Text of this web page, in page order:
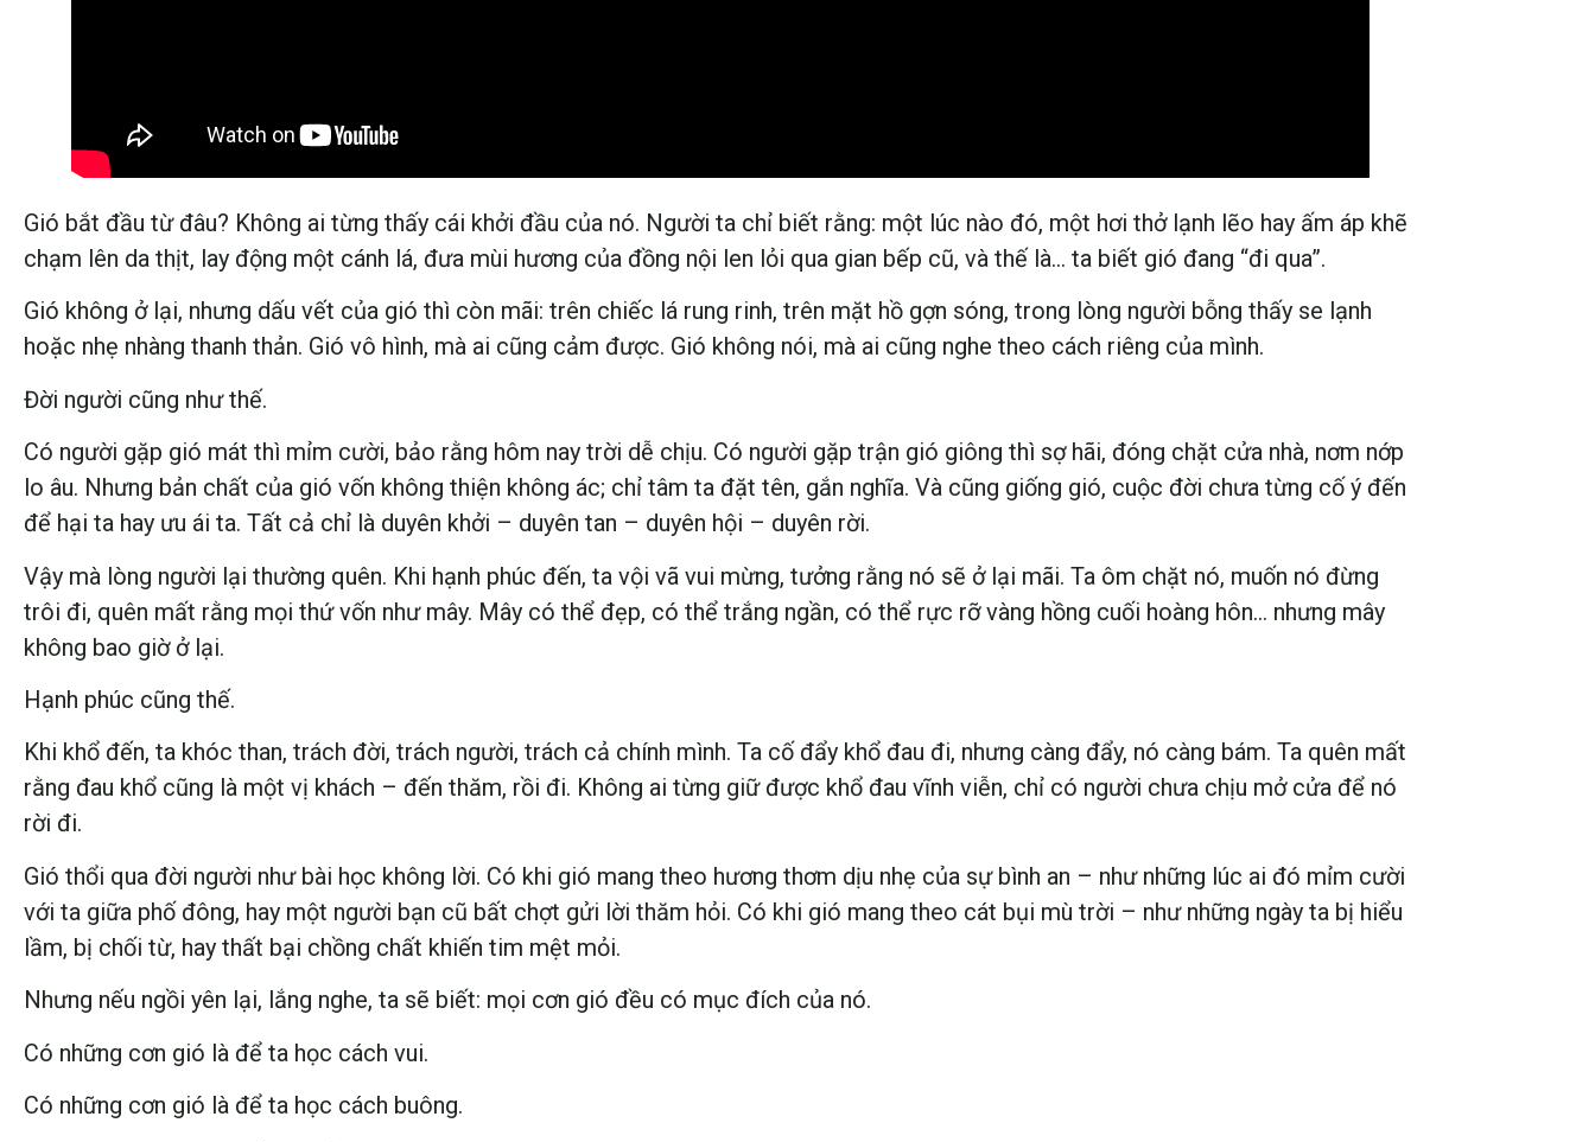
Gió bắt đầu từ đâu? Không ai từng thấy cái khởi đầu của nó. Người ta chỉ biết rằng: một lúc nào đó, một hơi thở lạnh lẽo hay ấm áp khẽ
chạm lên da thịt, lay động một cánh lá, đưa mùi hương của đồng nội len lỏi qua gian bếp cũ, và thế là… ta biết gió đang “đi qua”.
Gió không ở lại, nhưng dấu vết của gió thì còn mãi: trên chiếc lá rung rinh, trên mặt hồ gợn sóng, trong lòng người bỗng thấy se lạnh
hoặc nhẹ nhàng thanh thản. Gió vô hình, mà ai cũng cảm được. Gió không nói, mà ai cũng nghe theo cách riêng của mình.
Đời người cũng như thế.
Có người gặp gió mát thì mỉm cười, bảo rằng hôm nay trời dễ chịu. Có người gặp trận gió giông thì sợ hãi, đóng chặt cửa nhà, nơm nớp
lo âu. Nhưng bản chất của gió vốn không thiện không ác; chỉ tâm ta đặt tên, gắn nghĩa. Và cũng giống gió, cuộc đời chưa từng cố ý đến
để hại ta hay ưu ái ta. Tất cả chỉ là duyên khởi – duyên tan – duyên hội – duyên rời.
Vậy mà lòng người lại thường quên. Khi hạnh phúc đến, ta vội vã vui mừng, tưởng rằng nó sẽ ở lại mãi. Ta ôm chặt nó, muốn nó đừng
trôi đi, quên mất rằng mọi thứ vốn như mây. Mây có thể đẹp, có thể trắng ngần, có thể rực rỡ vàng hồng cuối hoàng hôn… nhưng mây
không bao giờ ở lại.
Hạnh phúc cũng thế.
Khi khổ đến, ta khóc than, trách đời, trách người, trách cả chính mình. Ta cố đẩy khổ đau đi, nhưng càng đẩy, nó càng bám. Ta quên mất
rằng đau khổ cũng là một vị khách – đến thăm, rồi đi. Không ai từng giữ được khổ đau vĩnh viễn, chỉ có người chưa chịu mở cửa để nó
rời đi.
Gió thổi qua đời người như bài học không lời. Có khi gió mang theo hương thơm dịu nhẹ của sự bình an – như những lúc ai đó mỉm cười
với ta giữa phố đông, hay một người bạn cũ bất chợt gửi lời thăm hỏi. Có khi gió mang theo cát bụi mù trời – như những ngày ta bị hiểu
lầm, bị chối từ, hay thất bại chồng chất khiến tim mệt mỏi.
Nhưng nếu ngồi yên lại, lắng nghe, ta sẽ biết: mọi cơn gió đều có mục đích của nó.
Có những cơn gió là để ta học cách vui.
Có những cơn gió là để ta học cách buông.